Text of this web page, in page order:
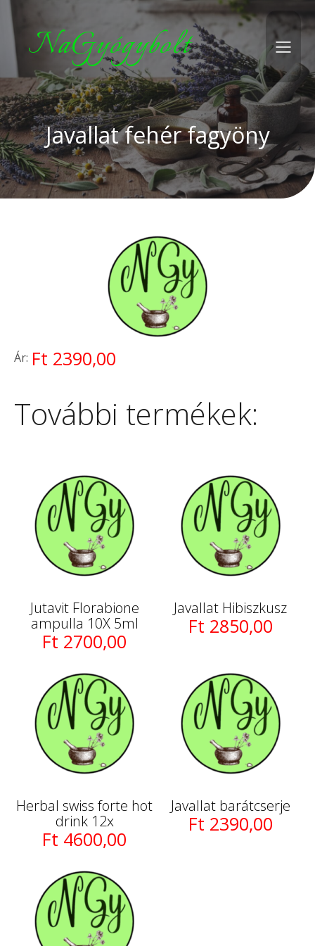
NaGyógybolt
Javallat fehér fagyöny
Ár: Ft 2390,00
További termékek:
Jutavit Florabione
ampulla 10X 5ml
Ft 2700,00
Javallat Hibiszkusz
Ft 2850,00
Herbal swiss forte hot
drink 12x
Ft 4600,00
Javallat barátcserje
Ft 2390,00